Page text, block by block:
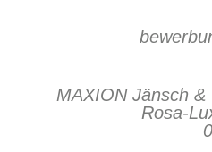
MAXION Jänsch
Rosa-